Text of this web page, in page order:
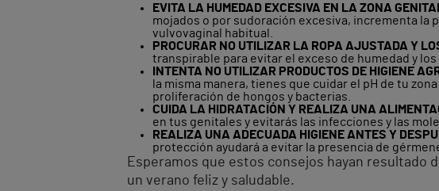
EVITA LA HUMEDAD EXCESIVA EN LA ZONA
mojados o por sudoración excesiva, incrementa la
vulvovaginal habitual.
PROCURAR NO UTILIZAR LA ROPA AJUSTADA Y
transpirable para evitar el exceso de humedad y
INTENTA NO UTILIZAR PRODUCTOS DE HIGIENE
la misma manera, tienes que cuidar el pH de tu
proliferación de hongos y bacterias.
CUIDA LA HIDRATACIÓN Y REALIZA UNA
en tus genitales y evitarás las infecciones y las
REALIZA UNA ADECUADA HIGIENE ANTES Y
protección ayudará a evitar la presencia de
Esperamos que estos consejos hayan
un verano feliz y saludable.